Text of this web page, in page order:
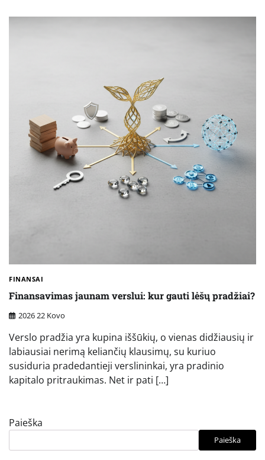
FINANSAI
Finansavimas jaunam verslui: kur gauti lėšų pradžiai?
2026 22 Kovo
Verslo pradžia yra kupina iššūkių, o vienas didžiausių ir
labiausiai nerimą keliančių klausimų, su kuriuo
susiduria pradedantieji verslininkai, yra pradinio
kapitalo pritraukimas. Net ir pati […]
Paieška
Paieška